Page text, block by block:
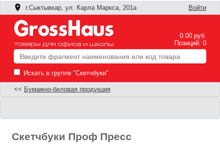
г.Сыктывкар, ул. Карла Маркса, 201а Войти
0.00 руб.
Позиций: 0
Искать в группе "Скетчбуки"
<< Бумажно-беловая продукция
Скетчбуки Проф Пресс